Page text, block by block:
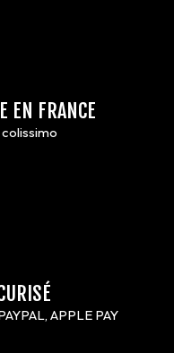
EN FRANCE
APPLE PAY